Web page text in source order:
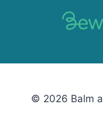
© 2026 Balm